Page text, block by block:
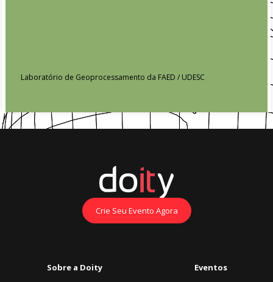
Laboratório de Geoprocessamento da FAED / UDESC
Crie Seu Evento Agora
Sobre a Doity Eventos